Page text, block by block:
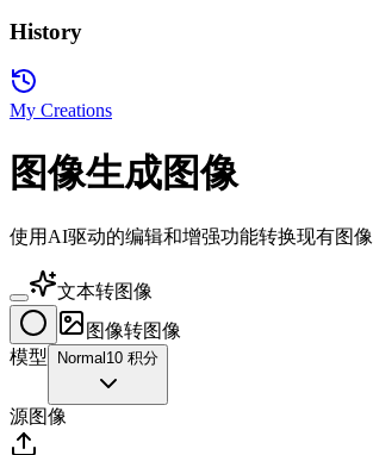
History
My Creations
图像生成图像
使用AI驱动的编辑和增强功能转换现有图像
文本转图像
图像转图像
模型
Normal 10 积分
源图像